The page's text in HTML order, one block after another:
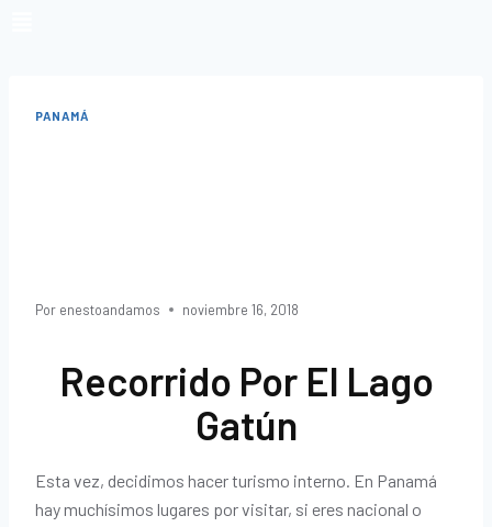
PANAMÁ
Por enestoandamos noviembre 16, 2018
Recorrido Por El Lago
Gatún
Esta vez, decidimos hacer turismo interno. En Panamá
hay muchísimos lugares por visitar, si eres nacional o